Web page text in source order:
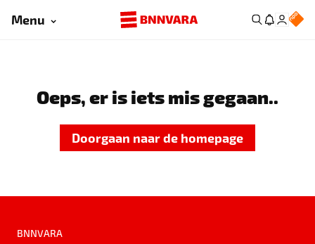
Menu
Oeps, er is iets mis gegaan..
Doorgaan naar de homepage
BNNVARA